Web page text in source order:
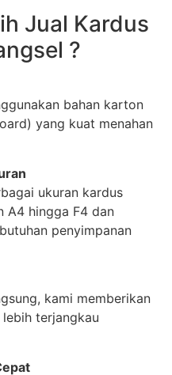
Jual Kardus
?
bahan karton
yang kuat menahan
ukuran kardus
A4 hingga F4 dan
penyimpanan
kami memberikan
terjangkau